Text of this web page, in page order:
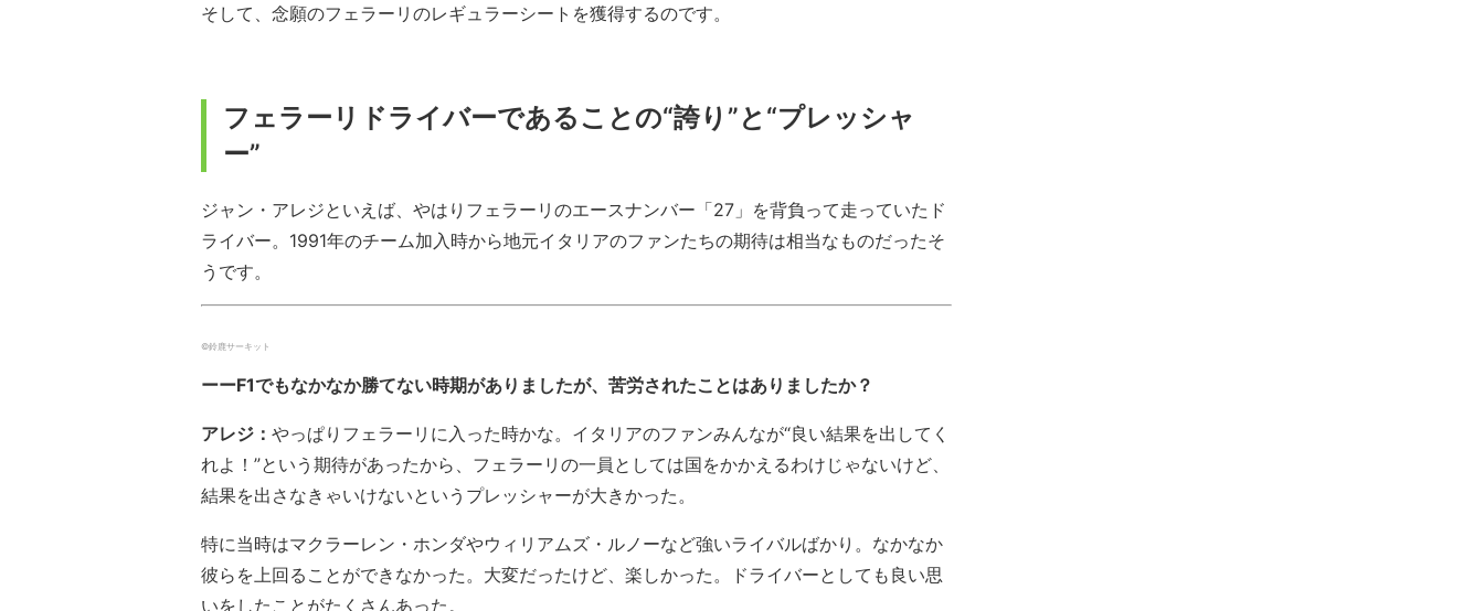
そして、念願のフェラーリのレギュラーシートを獲得するのです。
フェラーリドライバーであることの“誇り”と“プレッシャ
ー”
ジャン・アレジといえば、やはりフェラーリのエースナンバー「27」を背負って走っていたド
ライバー。1991年のチーム加入時から地元イタリアのファンたちの期待は相当なものだったそ
うです。
©︎鈴鹿サーキット
ーーF1でもなかなか勝てない時期がありましたが、苦労されたことはありましたか？
アレジ： やっぱりフェラーリに入った時かな。イタリアのファンみんなが“良い結果を出してく
れよ！”という期待があったから、フェラーリの一員としては国をかかえるわけじゃないけど、
結果を出さなきゃいけないというプレッシャーが大きかった。
特に当時はマクラーレン・ホンダやウィリアムズ・ルノーなど強いライバルばかり。なかなか
彼らを上回ることができなかった。大変だったけど、楽しかった。ドライバーとしても良い思
いをしたことがたくさんあった。